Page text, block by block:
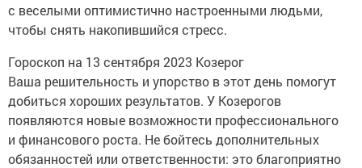
с веселыми оптимистично настроенными людьми,
чтобы снять накопившийся стресс.
Гороскоп на 13 сентября 2023 Козерог
Ваша решительность и упорство в этот день помогут
добиться хороших результатов. У Козерогов
появляются новые возможности профессионального
и финансового роста. Не бойтесь дополнительных
обязанностей или ответственности: это благоприятно